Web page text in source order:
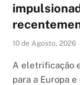
10 de Agosto, 2026
A eletrificação
para a Europa